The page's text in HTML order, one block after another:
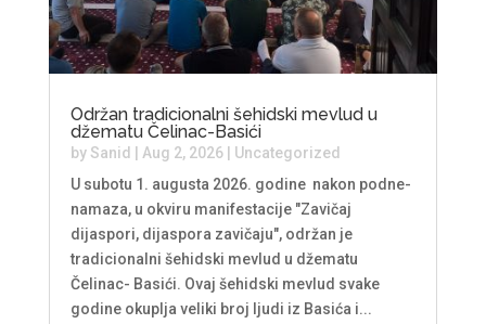
Održan tradicionalni šehidski mevlud u
džematu Čelinac-Basići
by Sanid | Aug 2, 2026| Uncategorized
U subotu 1. augusta 2026. godine nakon podne-
namaza, u okviru manifestacije "Zavičaj
dijaspori, dijaspora zavičaju", održan je
tradicionalni šehidski mevlud u džematu
Čelinac- Basići. Ovaj šehidski mevlud svake
godine okuplja veliki broj ljudi iz Basića i...